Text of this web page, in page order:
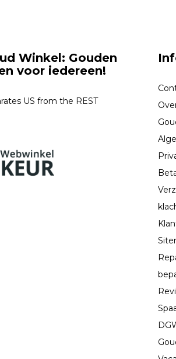
Winkel: Gouden
voor iedereen!
US from the REST